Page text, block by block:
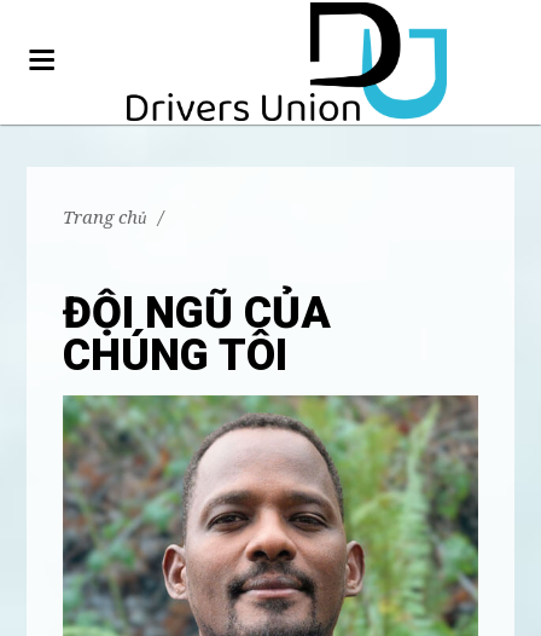
Trang chủ /
ĐỘI NGŨ CỦA
CHÚNG TÔI